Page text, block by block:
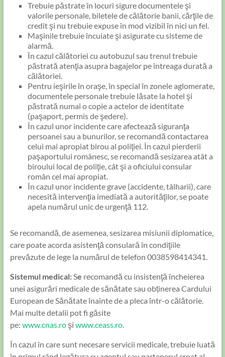
Trebuie păstrate în locuri sigure documentele şi
valorile personale, biletele de călătorie banii, cărţile de
credit şi nu trebuie expuse în mod vizibil în nici un fel.
Maşinile trebuie încuiate şi asigurate cu sisteme de
alarmă.
În cazul călătoriei cu autobuzul sau trenul trebuie
păstrată atenţia asupra bagajelor pe întreaga durată a
călătoriei.
Pentru ieşirile în oraşe, în special în zonele aglomerate,
documentele personale trebuie lăsate la hotel şi
păstrată numai o copie a actelor de identitate
(paşaport, permis de şedere).
În cazul unor incidente care afectează siguranţa
persoanei sau a bunurilor, se recomandă contactarea
celui mai apropiat birou al poliţiei. În cazul pierderii
paşaportului românesc, se recomandă sesizarea atât a
biroului local de poliţie, cât şi a oficiului consular
român cel mai apropiat.
În cazul unor incidente grave (accidente, tâlharii), care
necesită intervenţia imediată a autorităţilor, se poate
apela numărul unic de urgenţă 112.
Se recomandă, de asemenea, sesizarea misiunii diplomatice,
care poate acorda asistenţă consulară în condiţiile
prevăzute de lege la numărul de telefon 0038598414341.
Sistemul medical:Se recomandă cu insistenţă încheierea
unei asigurări medicale de sănătate sau obținerea Cardului
European de Sănătate înainte de a pleca într-o călătorie.
Mai multe detalii pot fi găsite
pe: www.cnas.roşi www.ceass.ro.
În cazul în care sunt necesare servicii medicale, trebuie luată